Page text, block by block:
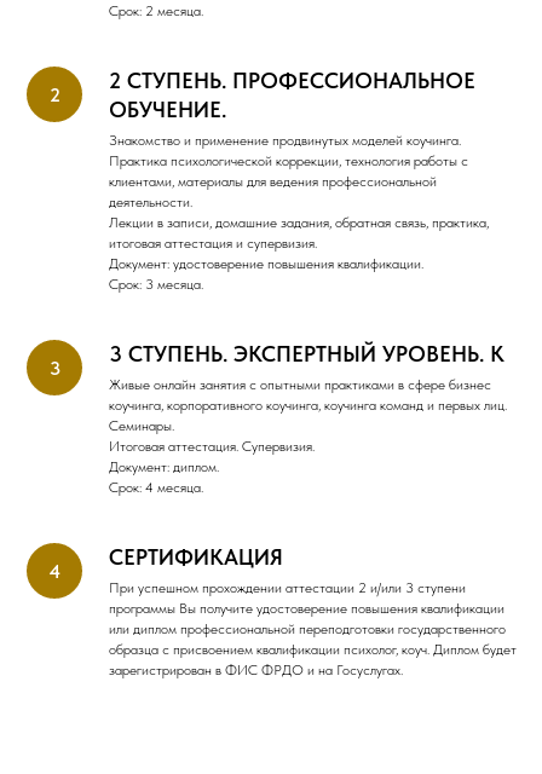
Срок: 2 месяца.
2 СТУПЕНЬ. ПРОФЕССИОНАЛЬНОЕ
ОБУЧЕНИЕ.
Знакомство и применение продвинутых моделей коучинга.
Практика психологической коррекции, технология работы с
клиентами, материалы для ведения профессиональной
деятельности.
Лекции в записи, домашние задания, обратная связь, практика,
итоговая аттестация и супервизия.
Документ: удостоверение повышения квалификации.
Срок: 3 месяца.
3 СТУПЕНЬ. ЭКСПЕРТНЫЙ УРОВЕНЬ. К
Живые онлайн занятия с опытными практиками в сфере бизнес
коучинга, корпоративного коучинга, коучинга команд и первых лиц.
Семинары.
Итоговая аттестация. Супервизия.
Документ: диплом.
Срок: 4 месяца.
СЕРТИФИКАЦИЯ
При успешном прохождении аттестации 2 и/или 3 ступени
программы Вы получите удостоверение повышения квалификации
или диплом профессиональной переподготовки государственного
образца с присвоением квалификации психолог, коуч. Диплом будет
зарегистрирован в ФИС ФРДО и на Госуслугах.